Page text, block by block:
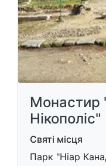
Монастир
Нікополіс"
Святі місця
Парк "Ніар